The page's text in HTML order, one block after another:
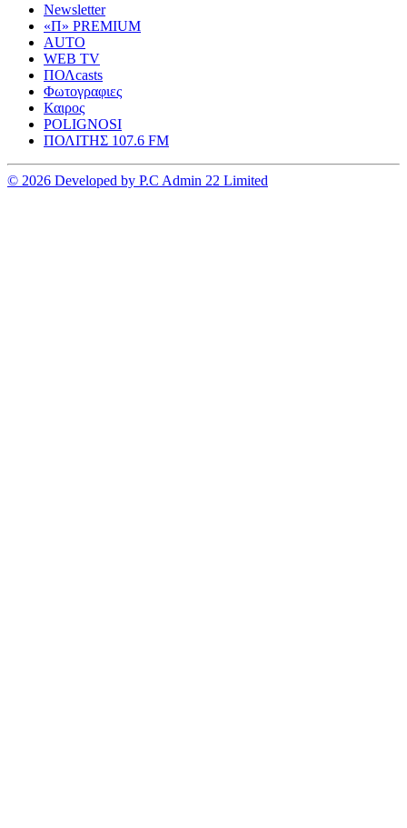
Newsletter
«Π» PREMIUM
AUTO
WEB TV
ΠΟΛcasts
Φωτογραφιες
Καιρος
POLIGNOSI
ΠΟΛΙΤΗΣ 107.6 FM
© 2026 Developed by P.C Admin 22 Limited